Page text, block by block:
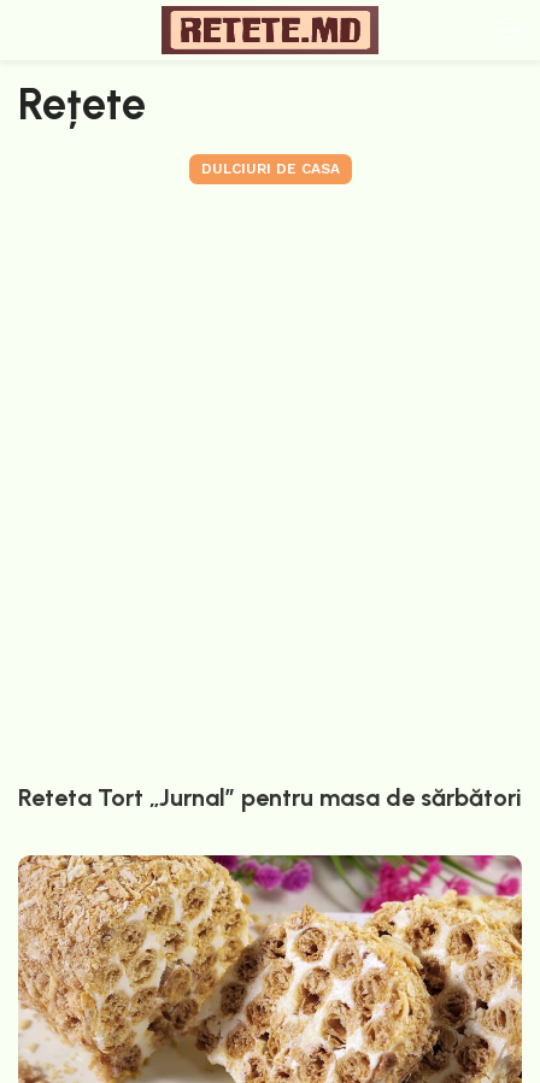
Rețete
DULCIURI DE CASA
Reteta Tort „Jurnal” pentru masa de sărbători